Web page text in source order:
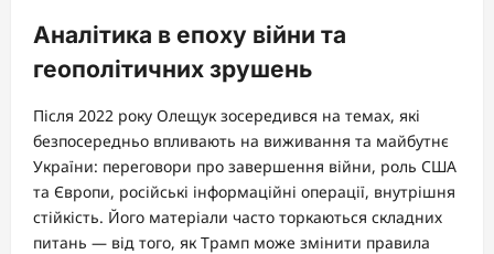
Аналітика в епоху війни та
геополітичних зрушень
Після 2022 року Олещук зосередився на темах, які
безпосередньо впливають на виживання та майбутнє
України: переговори про завершення війни, роль США
та Європи, російські інформаційні операції, внутрішня
стійкість. Його матеріали часто торкаються складних
питань — від того, як Трамп може змінити правила